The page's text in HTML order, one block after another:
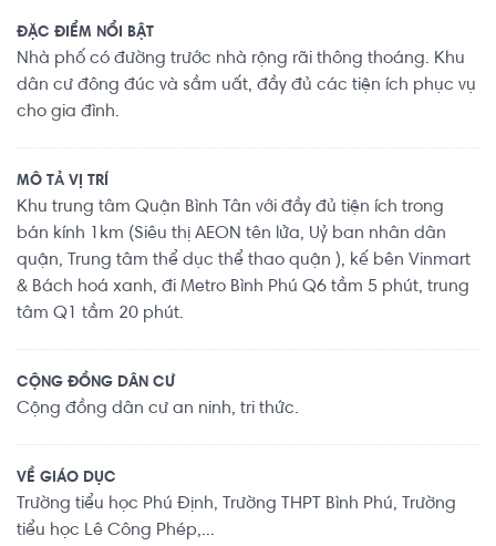
ĐẶC ĐIỂM NỔI BẬT
Nhà phố có đường trước nhà rộng rãi thông thoáng. Khu
dân cư đông đúc và sầm uất, đầy đủ các tiện ích phục vụ
cho gia đình.
MÔ TẢ VỊ TRÍ
Khu trung tâm Quận Bình Tân với đầy đủ tiện ích trong
bán kính 1km (Siêu thị AEON tên lửa, Uỷ ban nhân dân
quận, Trung tâm thể dục thể thao quận ), kế bên Vinmart
& Bách hoá xanh, đi Metro Bình Phú Q6 tầm 5 phút, trung
tâm Q1 tầm 20 phút.
CỘNG ĐỒNG DÂN CƯ
Cộng đồng dân cư an ninh, tri thức.
VỀ GIÁO DỤC
Trường tiểu học Phú Định, Trường THPT Bình Phú, Trường
tiểu học Lê Công Phép,...